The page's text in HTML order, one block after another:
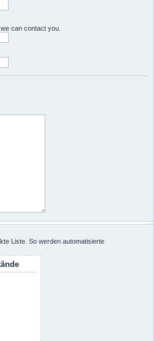
can contact you.
Liste. So werden automatisierte